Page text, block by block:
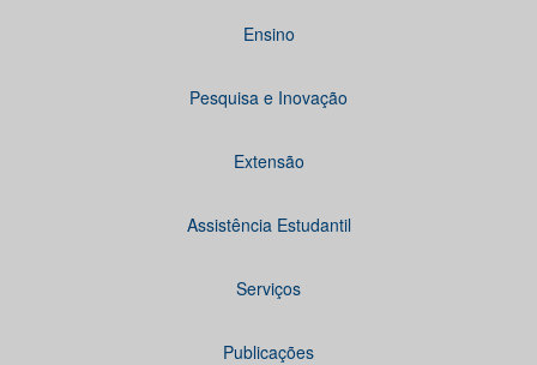
Ensino
Pesquisa e Inovação
Extensão
Assistência Estudantil
Serviços
Publicações